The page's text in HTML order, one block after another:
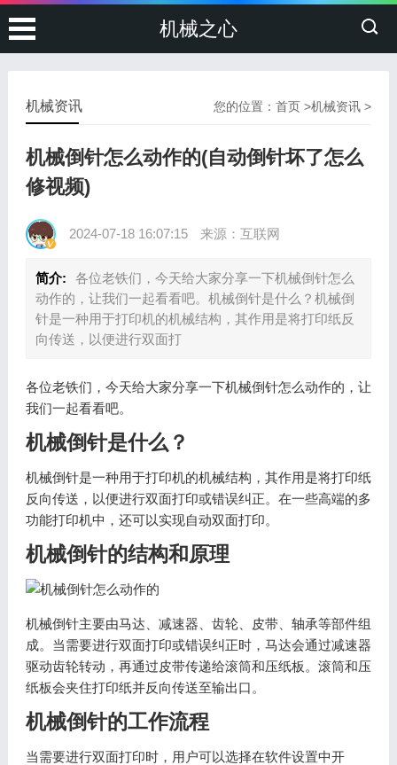
机械之心
您的位置：首页 >机械资讯 >
机械资讯
机械倒针怎么动作的(自动倒针坏了怎么
修视频)
2024-07-18 16:07:15 来源：互联网
简介:
各位老铁们，今天给大家分享一下机械倒针怎么
动作的，让我们一起看看吧。机械倒针是什么？机械倒
针是一种用于打印机的机械结构，其作用是将打印纸反
向传送，以便进行双面打
各位老铁们，今天给大家分享一下机械倒针怎么动作的，让
我们一起看看吧。
机械倒针是什么？
机械倒针是一种用于打印机的机械结构，其作用是将打印纸
反向传送，以便进行双面打印或错误纠正。在一些高端的多
功能打印机中，还可以实现自动双面打印。
机械倒针的结构和原理
机械倒针主要由马达、减速器、齿轮、皮带、轴承等部件组
成。当需要进行双面打印或错误纠正时，马达会通过减速器
驱动齿轮转动，再通过皮带传递给滚筒和压纸板。滚筒和压
纸板会夹住打印纸并反向传送至输出口。
机械倒针的工作流程
当需要进行双面打印时，用户可以选择在软件设置中开